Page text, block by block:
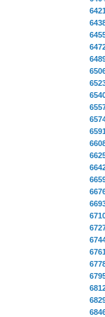
6421
6591
6761